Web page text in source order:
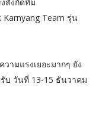
Karnyang Team รุ่น
ามแรงเยอะมากๆ ยัง
บ วันที่ 13-15 ธันวาคม